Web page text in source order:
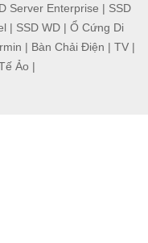
Server Enterprise | SSD
| SSD WD| Ổ Cứng Di
| Bàn Chải Điện | TV|
Ảo |